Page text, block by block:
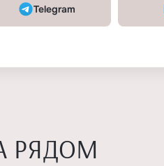
Telegram
РЯДОМ